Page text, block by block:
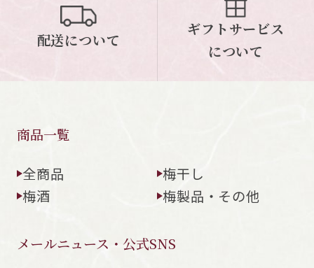
配送について
ギフトサービス
について
商品一覧
全商品
梅干し
梅酒
梅製品・その他
メールニュース・公式SNS